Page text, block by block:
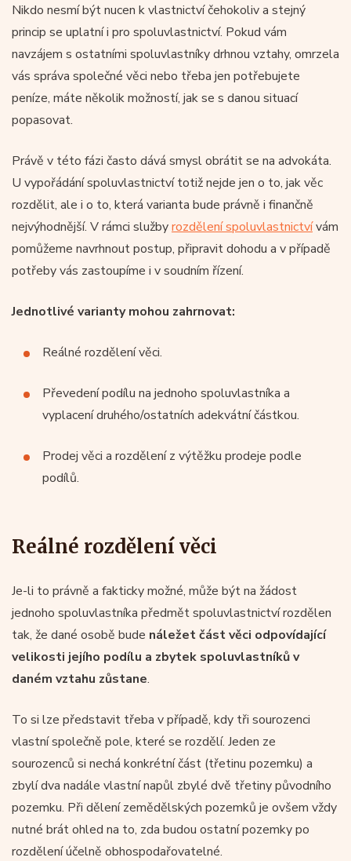
Nikdo nesmí být nucen k vlastnictví čehokoliv a stejný
princip se uplatní i pro spoluvlastnictví. Pokud vám
navzájem s ostatními spoluvlastníky drhnou vztahy, omrzela
vás správa společné věci nebo třeba jen potřebujete
peníze, máte několik možností, jak se s danou situací
popasovat.
Právě v této fázi často dává smysl obrátit se na advokáta.
U vypořádání spoluvlastnictví totiž nejde jen o to, jak věc
rozdělit, ale i o to, která varianta bude právně i finančně
nejvýhodnější. V rámci službyrozdělení spoluvlastnictvívám
pomůžeme navrhnout postup, připravit dohodu a v případě
potřeby vás zastoupíme i v soudním řízení.
Jednotlivé varianty mohou zahrnovat:
Reálné rozdělení věci.
Převedení podílu na jednoho spoluvlastníka a
vyplacení druhého/ostatních adekvátní částkou.
Prodej věci a rozdělení z výtěžku prodeje podle
podílů.
Reálné rozdělení věci
Je-li to právně a fakticky možné, může být na žádost
jednoho spoluvlastníka předmět spoluvlastnictví rozdělen
tak, že dané osobě bude náležet část věci odpovídající
velikosti jejího podílu a zbytek spoluvlastníků v
daném vztahu zůstane.
To si lze představit třeba v případě, kdy tři sourozenci
vlastní společně pole, které se rozdělí. Jeden ze
sourozenců si nechá konkrétní část (třetinu pozemku) a
zbylí dva nadále vlastní napůl zbylé dvě třetiny původního
pozemku. Při dělení zemědělských pozemků je ovšem vždy
nutné brát ohled na to, zda budou ostatní pozemky po
rozdělení účelně obhospodařovatelné.